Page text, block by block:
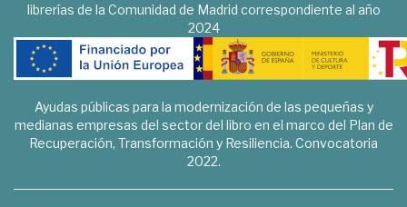
librerías de la Comunidad de Madrid correspondiente al año
2024
Ayudas públicas para la modernización de las pequeñas y
medianas empresas del sector del libro en el marco del Plan de
Recuperación, Transformación y Resiliencia. Convocatoria
2022.